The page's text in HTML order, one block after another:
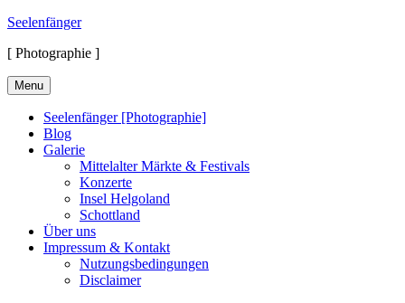
Skip
content
Seelenfänger
[ Photographie ]
Menu
Seelenfänger [Photographie]
Blog
Galerie
Mittelalter Märkte & Festivals
Konzerte
Insel Helgoland
Schottland
Über uns
Impressum & Kontakt
Nutzungsbedingungen
Disclaimer